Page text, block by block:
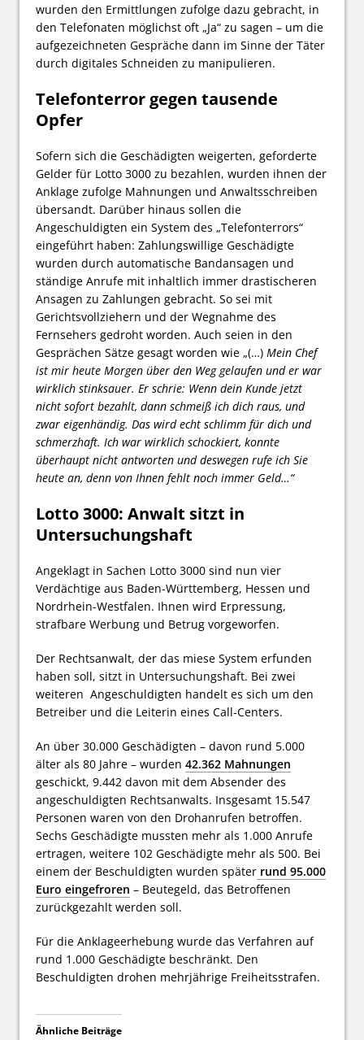
wurden den Ermittlungen zufolge dazu gebracht, in
den Telefonaten möglichst oft „Ja“ zu sagen – um die
aufgezeichneten Gespräche dann im Sinne der Täter
durch digitales Schneiden zu manipulieren.
Telefonterror gegen tausende
Opfer
Sofern sich die Geschädigten weigerten, geforderte
Gelder für Lotto 3000 zu bezahlen, wurden ihnen der
Anklage zufolge Mahnungen und Anwaltsschreiben
übersandt. Darüber hinaus sollen die
Angeschuldigten ein System des „Telefonterrors“
eingeführt haben: Zahlungswillige Geschädigte
wurden durch automatische Bandansagen und
ständige Anrufe mit inhaltlich immer drastischeren
Ansagen zu Zahlungen gebracht. So sei mit
Gerichtsvollziehern und der Wegnahme des
Fernsehers gedroht worden. Auch seien in den
Gesprächen Sätze gesagt worden wie „(…) Mein Chef
ist mir heute Morgen über den Weg gelaufen und er war
wirklich stinksauer. Er schrie: Wenn dein Kunde jetzt
nicht sofort bezahlt, dann schmeiß ich dich raus, und
zwar eigenhändig. Das wird echt schlimm für dich und
schmerzhaft. Ich war wirklich schockiert, konnte
überhaupt nicht antworten und deswegen rufe ich Sie
heute an, denn von Ihnen fehlt noch immer Geld…“
Lotto 3000: Anwalt sitzt in
Untersuchungshaft
Angeklagt in Sachen Lotto 3000 sind nun vier
Verdächtige aus Baden-Württemberg, Hessen und
Nordrhein-Westfalen. Ihnen wird Erpressung,
strafbare Werbung und Betrug vorgeworfen.
Der Rechtsanwalt, der das miese System erfunden
haben soll, sitzt in Untersuchungshaft. Bei zwei
weiteren Angeschuldigten handelt es sich um den
Betreiber und die Leiterin eines Call-Centers.
An über 30.000 Geschädigten – davon rund 5.000
älter als 80 Jahre – wurden 42.362 Mahnungen
geschickt, 9.442 davon mit dem Absender des
angeschuldigten Rechtsanwalts. Insgesamt 15.547
Personen waren von den Drohanrufen betroffen.
Sechs Geschädigte mussten mehr als 1.000 Anrufe
ertragen, weitere 102 Geschädigte mehr als 500. Bei
einem der Beschuldigten wurden später rund 95.000
Euro eingefroren – Beutegeld, das Betroffenen
zurückgezahlt werden soll.
Für die Anklageerhebung wurde das Verfahren auf
rund 1.000 Geschädigte beschränkt. Den
Beschuldigten drohen mehrjährige Freiheitsstrafen.
Ähnliche Beiträge